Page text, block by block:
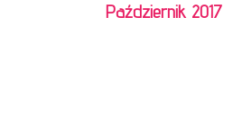
Październik 2017